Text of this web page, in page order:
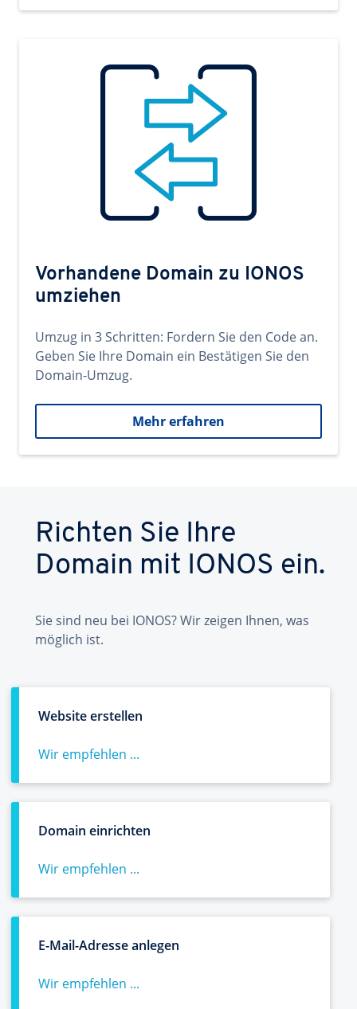
Vorhandene Domain zu IONOS
umziehen
Umzug in 3 Schritten: Fordern Sie den Code an.
Geben Sie Ihre Domain ein Bestätigen Sie den
Domain-Umzug.
Mehr erfahren
Richten Sie Ihre
Domain mit IONOS ein.
Sie sind neu bei IONOS? Wir zeigen Ihnen, was
möglich ist.
Website erstellen
Wir empfehlen ...
Domain einrichten
Wir empfehlen ...
E-Mail-Adresse anlegen
Wir empfehlen ...